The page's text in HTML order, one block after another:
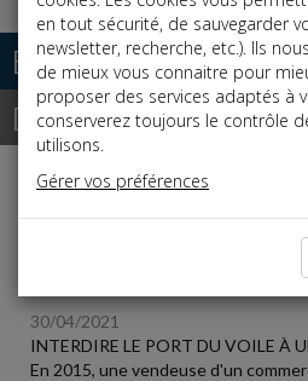
Base documentaire
Dépêches
Liste des dernières dépêches
30/04/2021
INTERDIRE LE PORT DU VOILE À
En 2015, une vendeuse d'un
en tout sécurité, de sauvegarder
newsletter, recherche, etc.). Ils
de mieux vous connaitre pour
proposer des services adaptés à
conserverez toujours le contrôle
utilisons.
Gérer vos préférences